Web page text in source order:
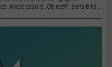
investisseurs. Objectif : sensibiliser